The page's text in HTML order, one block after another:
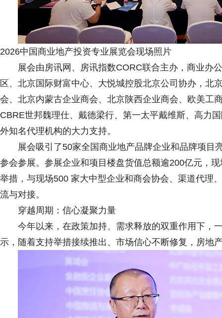
2026中国商业地产投资专业展览会现场照片
展会由房讯网、房讯指数CORC联合主办，商业办
区、北京国际财富中心、大悦城控股北京公司协办，北
会、北京内蒙古企业商会、北京陕西企业商会、欧美工
CBRE世邦魏理仕、戴德梁行、第一太平戴维斯、高力
外知名代理机构的大力支持。
展会吸引了50家全国商业地产品牌企业和品牌项目
参会参展。参展企业和项目楼盘货值总额逾200亿元，
举措，与现场500 家大中型企业和商会协会、渠道代理
流与对接。
穿越周期：信心凝聚力量
今年以来，在政策加持、需求释放的双重作用下，
示，随着支持举措接续推出、市场信心不断修复，房地